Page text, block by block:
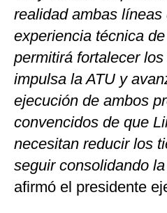
realidad ambas líneas
experiencia técnica
permitirá fortalecer
impulsa la ATU y
ejecución de ambos
convencidos de que
necesitan reducir los
seguir consolidando
afirmó el presidente